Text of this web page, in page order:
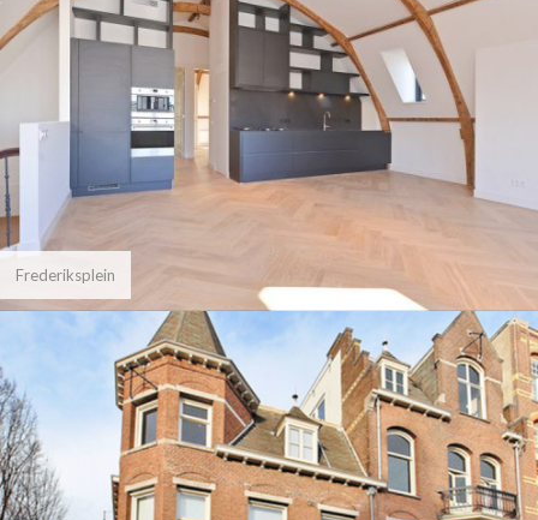
Frederiksplein